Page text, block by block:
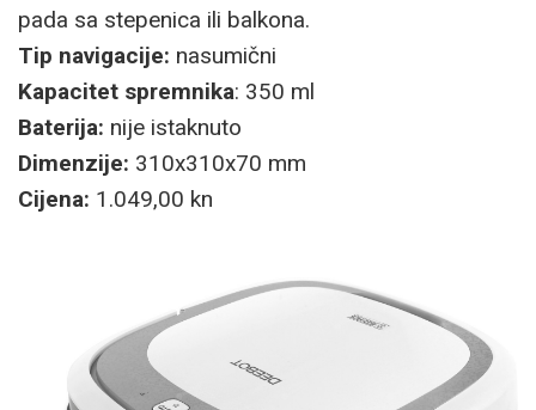
pada sa stepenica ili balkona.
Tip navigacije: nasumični
Kapacitet spremnika: 350 ml
Baterija: nije istaknuto
Dimenzije: 310x310x70 mm
Cijena: 1.049,00 kn